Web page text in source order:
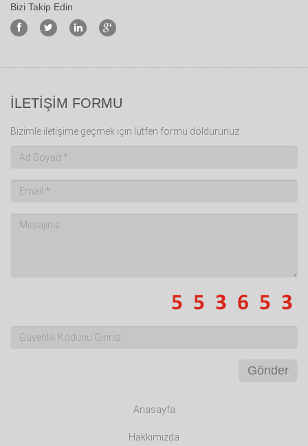
Bizi Takip Edin
İLETİŞİM FORMU
Bizimle iletişime geçmek için lütfen formu doldurunuz.
Gönder
Anasayfa
Hakkımızda